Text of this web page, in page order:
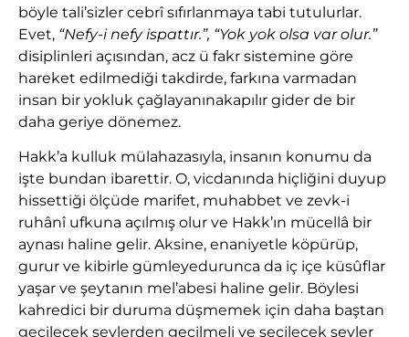
böyle tali’sizler cebrî sıfırlanmaya tabi tutulurlar.
Evet, “Nefy-i nefy ispattır.”, “Yok yok olsa var olur.”
disiplinleri açısından, acz ü fakr sistemine göre
hareket edilmediği takdirde, farkına varmadan
insan bir yokluk çağlayanınakapılır gider de bir
daha geriye dönemez.
Hakk’a kulluk mülahazasıyla, insanın konumu da
işte bundan ibarettir. O, vicdanında hiçliğini duyup
hissettiği ölçüde marifet, muhabbet ve zevk-i
ruhânî ufkuna açılmış olur ve Hakk’ın mücellâ bir
aynası haline gelir. Aksine, enaniyetle köpürüp,
gurur ve kibirle gümleyedurunca da iç içe küsûflar
yaşar ve şeytanın mel’abesi haline gelir. Böylesi
kahredici bir duruma düşmemek için daha baştan
geçilecek şeylerden geçilmeli ve seçilecek şeyler